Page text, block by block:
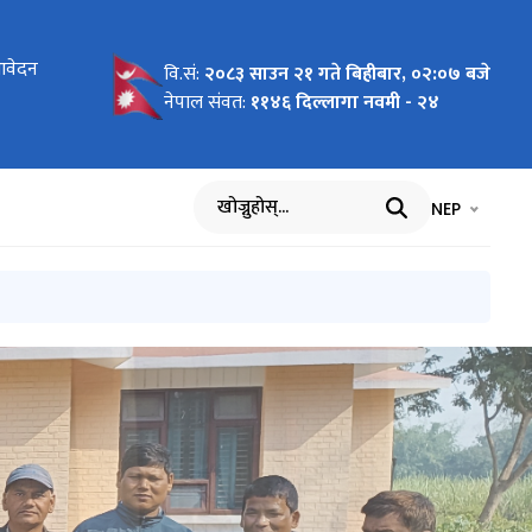
लागि
वि.सं: २०८३ साउन २१ गते बिहीबार, ०२:०७ बजे
नेपाल संवत: ११४६ दिल्लागा नवमी - २४
खोज्नुहोस् भाषा चयन
NEP